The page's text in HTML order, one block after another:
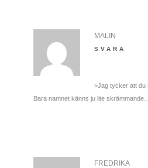
MALIN
SVARA
>Jag tycker att du
Bara namnet känns ju lite
FREDRIKA